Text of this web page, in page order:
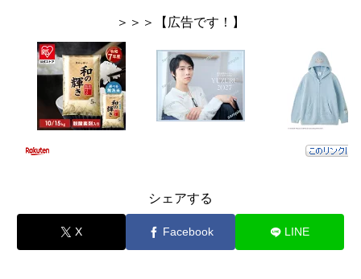
＞＞＞【広告です！】
シェアする
X Facebook LINE